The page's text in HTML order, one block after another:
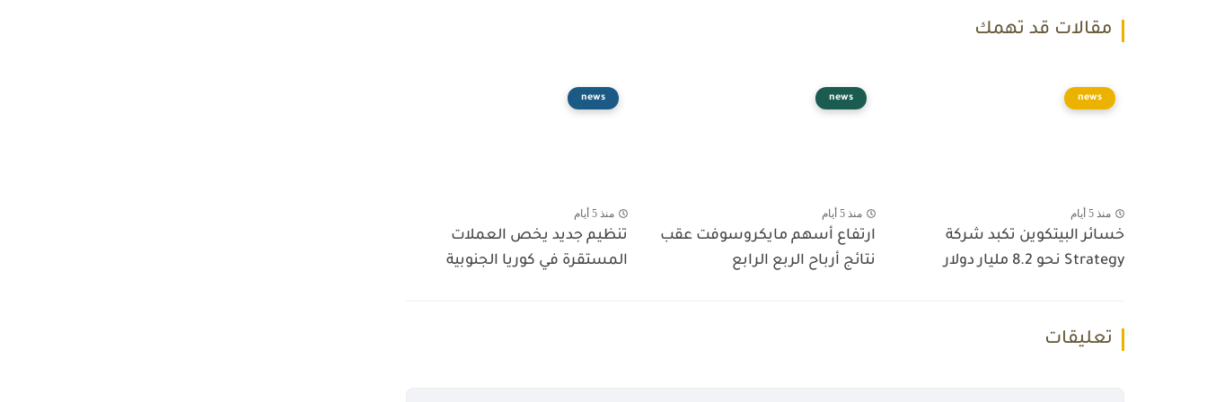
مقالات قد تهمك
news
منذ 5 أيام
خسائر البيتكوين تكبد شركة
Strategy نحو 8.2 مليار دولار
news
منذ 5 أيام
ارتفاع أسهم مايكروسوفت عقب
نتائج أرباح الربع الرابع
news
منذ 5 أيام
تنظيم جديد يخص العملات
المستقرة في كوريا الجنوبية
تعليقات